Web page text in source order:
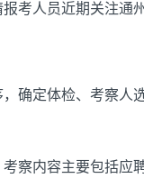
报考人员近期关注通
确定体检、考察人
察内容主要包括应